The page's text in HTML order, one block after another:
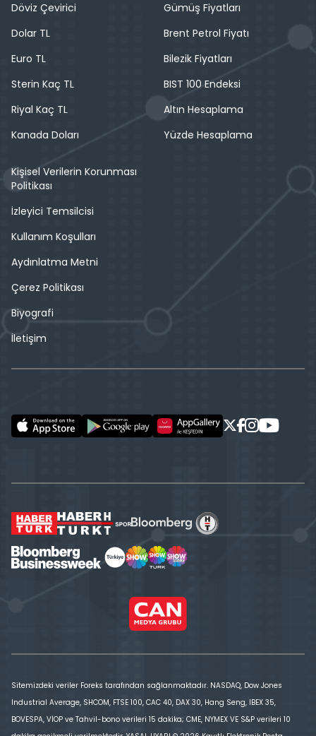
Döviz Çevirici
Dolar TL
Euro TL
Sterin Kaç TL
Riyal Kaç TL
Kanada Doları
Gümüş Fiyatları
Brent Petrol Fiyatı
Bilezik Fiyatları
BIST 100 Endeksi
Altın Hesaplama
Yüzde Hesaplama
Kişisel Verilerin Korunması
Politikası
İzleyici Temsilcisi
Kullanım Koşulları
Aydınlatma Metni
Çerez Politikası
Biyografi
İletişim
Sitemizdeki veriler Foreks tarafından sağlanmaktadır. NASDAQ, Dow Jones
Industrial Average, SHCOM, FTSE 100, CAC 40, DAX 30, Hang Seng, IBEX 35,
BOVESPA, VİOP ve Tahvil-bono verileri 15 dakika; CME, NYMEX VE S&P verileri 10